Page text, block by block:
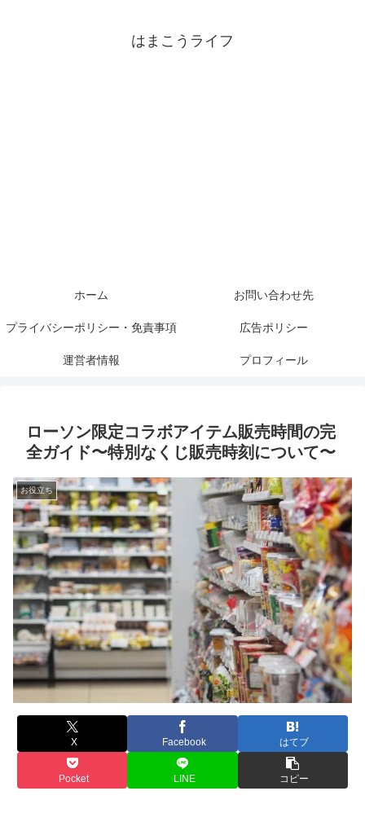
はまこうライフ
ホーム お問い合わせ先
プライバシーポリシー・免責事項 広告ポリシー
運営者情報 プロフィール
ローソン限定コラボアイテム販売時間の完
全ガイド〜特別なくじ販売時刻について〜
お役立ち
X Facebook はてブ
Pocket LINE コピー